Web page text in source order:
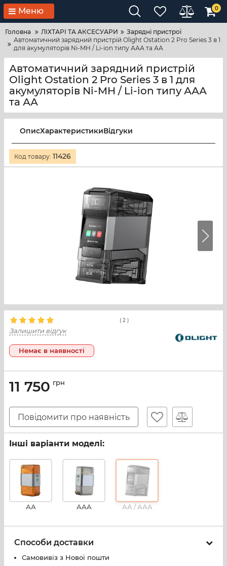
Меню 0
Головна ЛІХТАРІ ТА АКСЕСУАРИ
Зарядні пристрої
Автоматичний зарядний пристрій Olight Ostation 2 Pro Series 3 в 1
для акумуляторів Ni-MH / Li-ion типу ААА та АА
Автоматичний зарядний пристрій
Olight Ostation 2 Pro Series 3 в 1 для
акумуляторів Ni-MH / Li-ion типу ААА
та АА
ОписХарактеристикиВідгуки
Код товару: 11426
( 2 )
Залишити відгук
Немає в наявності
11 750 грн
Повідомити про наявність
Інші варіанти моделі:
АА ААА АА / ААА
Способи доставки
Самовивіз з Нової пошти